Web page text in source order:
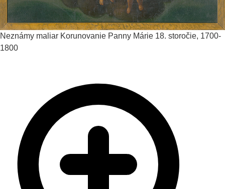
Neznámy maliar Korunovanie Panny Márie 18. storočie, 1700-
1800